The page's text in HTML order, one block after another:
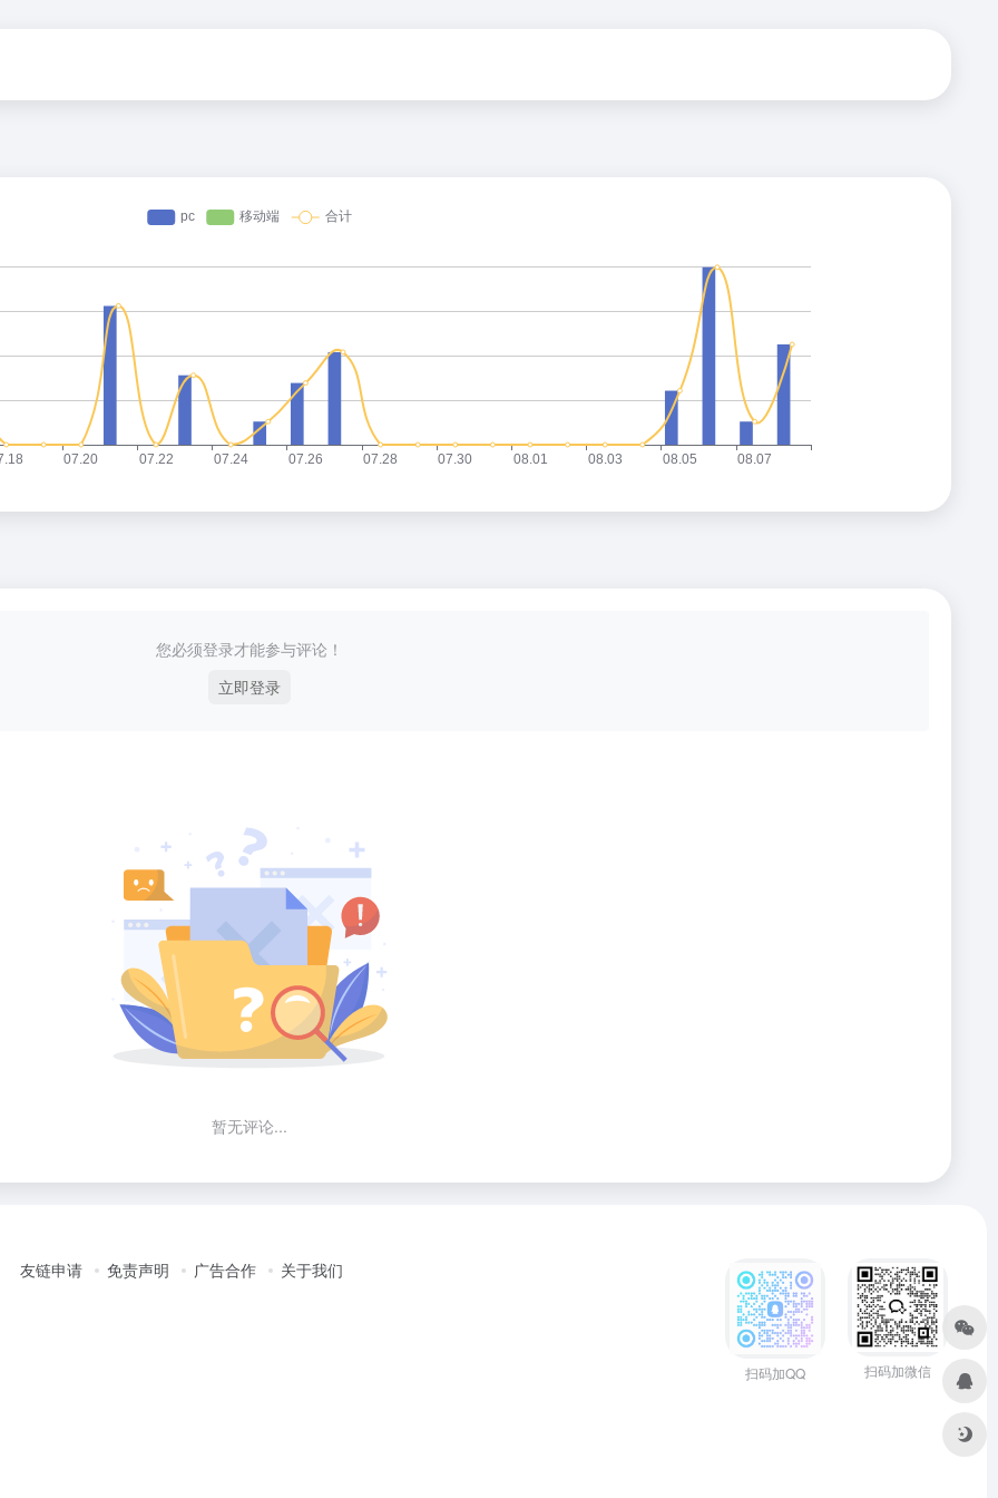
您必须登录才能参与评论！
立即登录
暂无评论...
友链申请 免责声明 广告合作 关于我们
扫码加QQ 扫码加微信